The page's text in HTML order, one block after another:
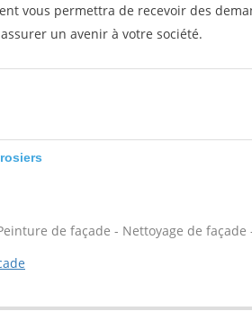
vous permettra de recevoir des
un avenir à votre société.
de façade - Nettoyage de façade